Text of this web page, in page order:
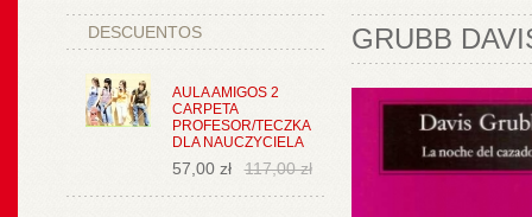
DESCUENTOS
AULA AMIGOS 2
CARPETA
PROFESOR/TECZKA
DLA NAUCZYCIELA
57,00 zł 117,00 zł
GRUBB